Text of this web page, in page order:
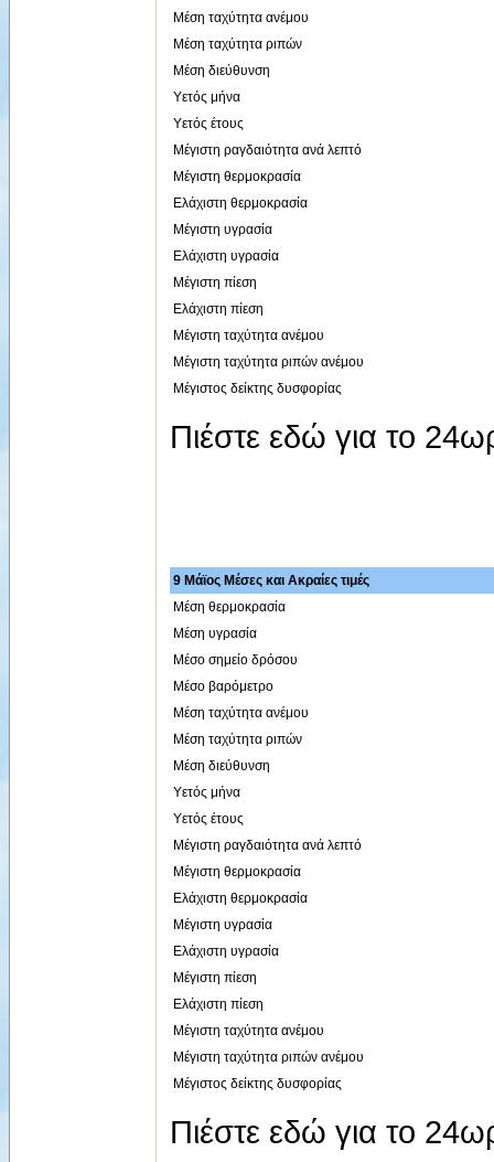
Μέση ταχύτητα ανέμου
Μέση ταχύτητα ριπών
Μέση διεύθυνση
Υετός μήνα
Υετός έτους
Μέγιστη ραγδαιότητα ανά λεπτό
Μέγιστη θερμοκρασία
Ελάχιστη θερμοκρασία
Μέγιστη υγρασία
Ελάχιστη υγρασία
Μέγιστη πίεση
Ελάχιστη πίεση
Μέγιστη ταχύτητα ανέμου
Μέγιστη ταχύτητα ριπών ανέμου
Μέγιστος δείκτης δυσφορίας
Πιέστε εδώ για το
9 Μάϊος Μέσες και Ακραίες τιμές
Μέση θερμοκρασία
Μέση υγρασία
Μέσο σημείο δρόσου
Μέσο βαρόμετρο
Μέση ταχύτητα ανέμου
Μέση ταχύτητα ριπών
Μέση διεύθυνση
Υετός μήνα
Υετός έτους
Μέγιστη ραγδαιότητα ανά λεπτό
Μέγιστη θερμοκρασία
Ελάχιστη θερμοκρασία
Μέγιστη υγρασία
Ελάχιστη υγρασία
Μέγιστη πίεση
Ελάχιστη πίεση
Μέγιστη ταχύτητα ανέμου
Μέγιστη ταχύτητα ριπών ανέμου
Μέγιστος δείκτης δυσφορίας
Πιέστε εδώ για το